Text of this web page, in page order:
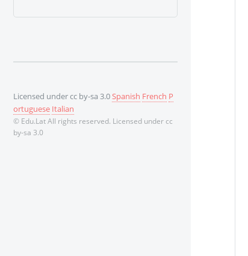
Licensed under cc by-sa 3.0Spanish French P
ortuguese Italian
© Edu.Lat All rights reserved. Licensed under cc
by-sa 3.0